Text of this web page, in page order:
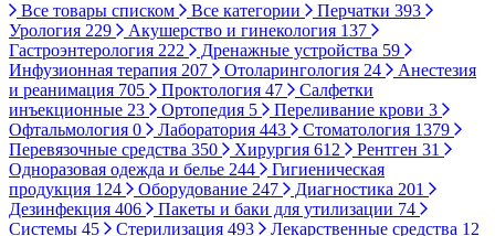
Все товары списком Все категории Перчатки 393
Урология 229 Акушерство и гинекология 137
Гастроэнтерология 222 Дренажные устройства 59
Инфузионная терапия 207 Отоларингология 24
Анестезия
и реанимация 705 Проктология 47
Салфетки
инъекционные 23 Ортопедия 5 Переливание крови 3
Офтальмология 0 Лаборатория 443 Стоматология 1379
Перевязочные средства 350 Хирургия 612 Рентген 31
Одноразовая одежда и белье 244
Гигиеническая
продукция 124 Оборудование 247 Диагностика 201
Дезинфекция 406 Пакеты и баки для утилизации 74
Системы 45 Стерилизация 493 Лекарственные средства 12